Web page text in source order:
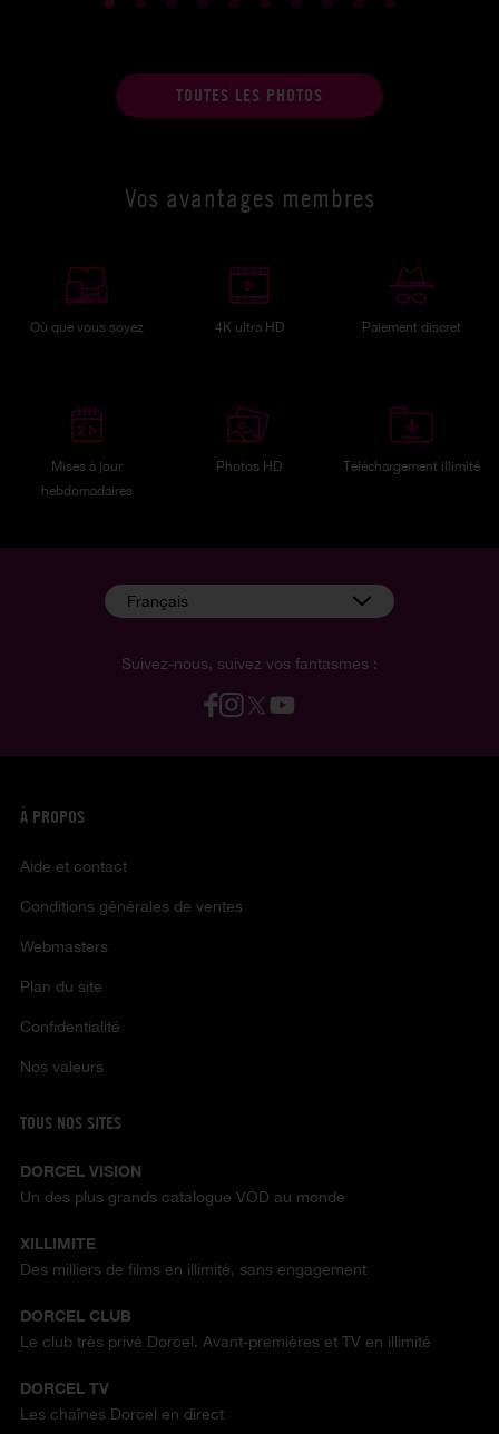
TOUTES LES PHOTOS
Vos avantages membres
Où que vous soyez 4K ultra HD Paiement discret
Mises à jour
hebdomadaires
Photos HD Téléchargement illimité
Suivez-nous, suivez vos fantasmes :
Français
À PROPOS
Aide et contact
Conditions générales de ventes
Webmasters
Plan du site
Confidentialité
Nos valeurs
TOUS NOS SITES
DORCEL VISION
Un des plus grands catalogue VOD au monde
XILLIMITE
Des milliers de films en illimité, sans engagement
DORCEL CLUB
Le club très privé Dorcel. Avant-premières et TV en illimité
DORCEL TV
Les chaînes Dorcel en direct